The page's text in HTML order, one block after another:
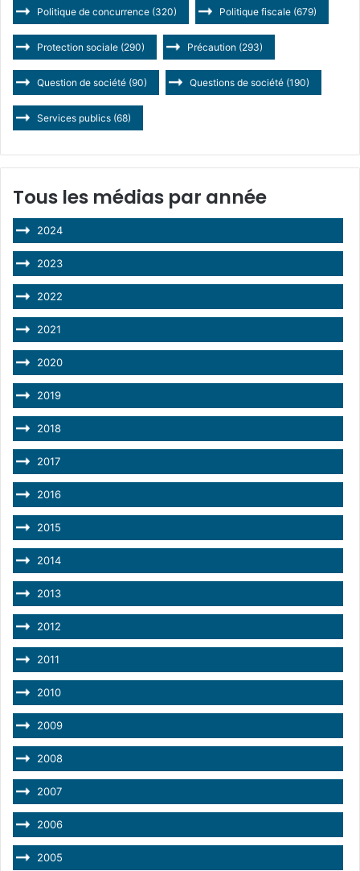
Politique de concurrence (320) Politique fiscale (679)
Protection sociale (290) Précaution (293)
Question de société (90) Questions de société (190)
Services publics (68)
Tous les médias par année
2024
2023
2022
2021
2020
2019
2018
2017
2016
2015
2014
2013
2012
2011
2010
2009
2008
2007
2006
2005